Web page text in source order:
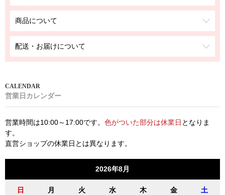
商品について
配送・お届けについて
営業日カレンダー
営業時間は10:00～17:00です。 色がついた部分は休業日 となりま
す。
直営ショップの休業日とは異なります。
2026年8月
日 月 火 水 木 金 土